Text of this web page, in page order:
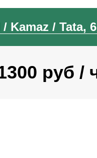
/ Kamaz / Tata,
руб /